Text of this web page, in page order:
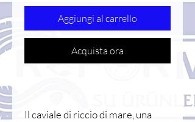
Aggiungi al carrello
Acquista ora
Il caviale di riccio di mare, una